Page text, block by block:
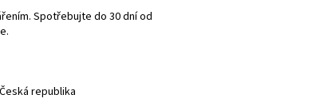
Spotřebujte do 30 dní od
republika